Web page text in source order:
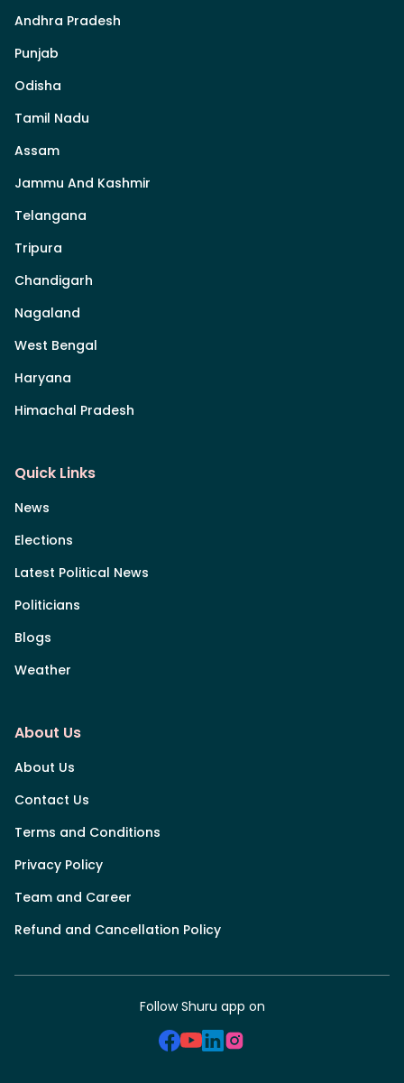
Andhra Pradesh
Punjab
Odisha
Tamil Nadu
Assam
Jammu And Kashmir
Telangana
Tripura
Chandigarh
Nagaland
West Bengal
Haryana
Himachal Pradesh
Quick Links
News
Elections
Latest Political News
Politicians
Blogs
Weather
About Us
About Us
Contact Us
Terms and Conditions
Privacy Policy
Team and Career
Refund and Cancellation Policy
Follow Shuru app on